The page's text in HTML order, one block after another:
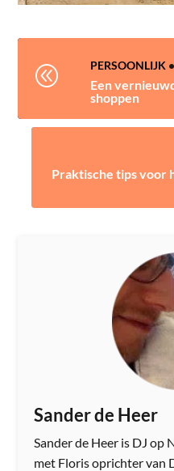
@ PERSOONLIJK •
Een
shoppen
Praktische tips voor
Sander de Heer
Sander de Heer is DJ op
met Floris oprichter van